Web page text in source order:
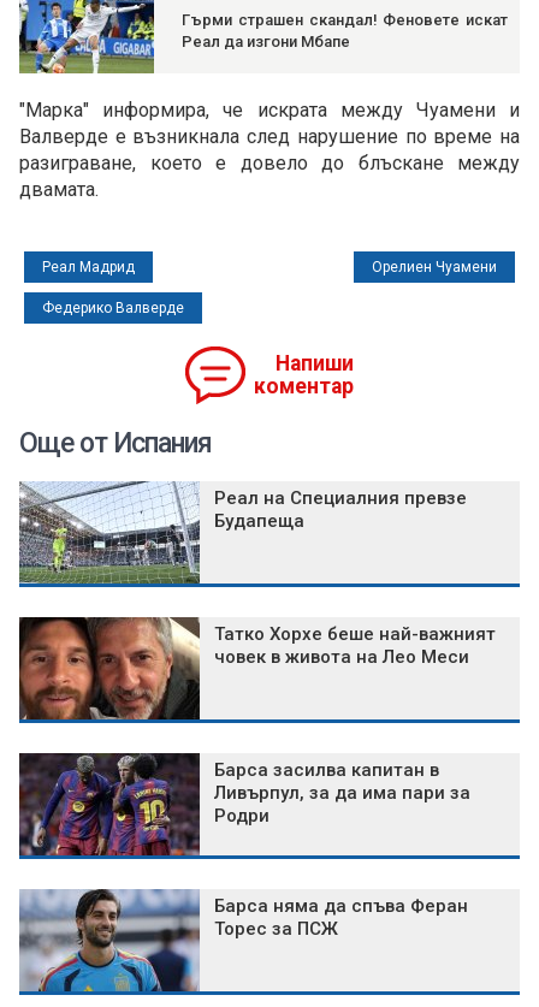
Гърми страшен скандал! Феновете искат
Реал да изгони Мбапе
"Марка" информира, че искрата между Чуамени и
Валверде е възникнала след нарушение по време на
разиграване, което е довело до блъскане между
двамата.
Реал Мадрид Орелиен Чуамени
Федерико Валверде
Напиши
коментар
Още от Испания
Реал на Специалния превзе
Будапеща
Татко Хорхе беше най-важният
човек в живота на Лео Меси
Барса засилва капитан в
Ливърпул, за да има пари за
Родри
Барса няма да спъва Феран
Торес за ПСЖ